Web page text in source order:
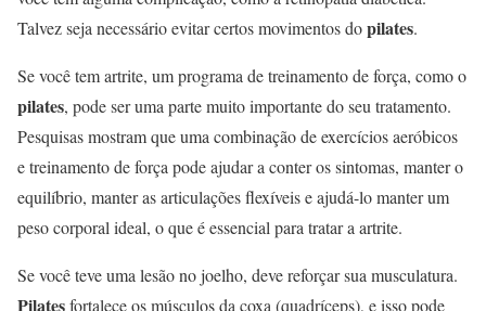
Talvez seja necessário evitar certos movimentos dopilates.
Se você tem artrite, um programa de treinamento de força, como o
pilates, pode ser uma parte muito importante do seu tratamento.
Pesquisas mostram que uma combinação de exercícios aeróbicos
e treinamento de força pode ajudar a conter os sintomas, manter o
equilíbrio, manter as articulações flexíveis e ajudá-lo manter um
peso corporal ideal, o que é essencial para tratar a artrite.
Se você teve uma lesão no joelho, deve reforçar sua musculatura.
Pilatesfortalece os músculos da coxa (quadríceps), e isso pode